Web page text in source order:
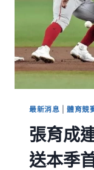
最新消息 |體育競
張育成
送本季